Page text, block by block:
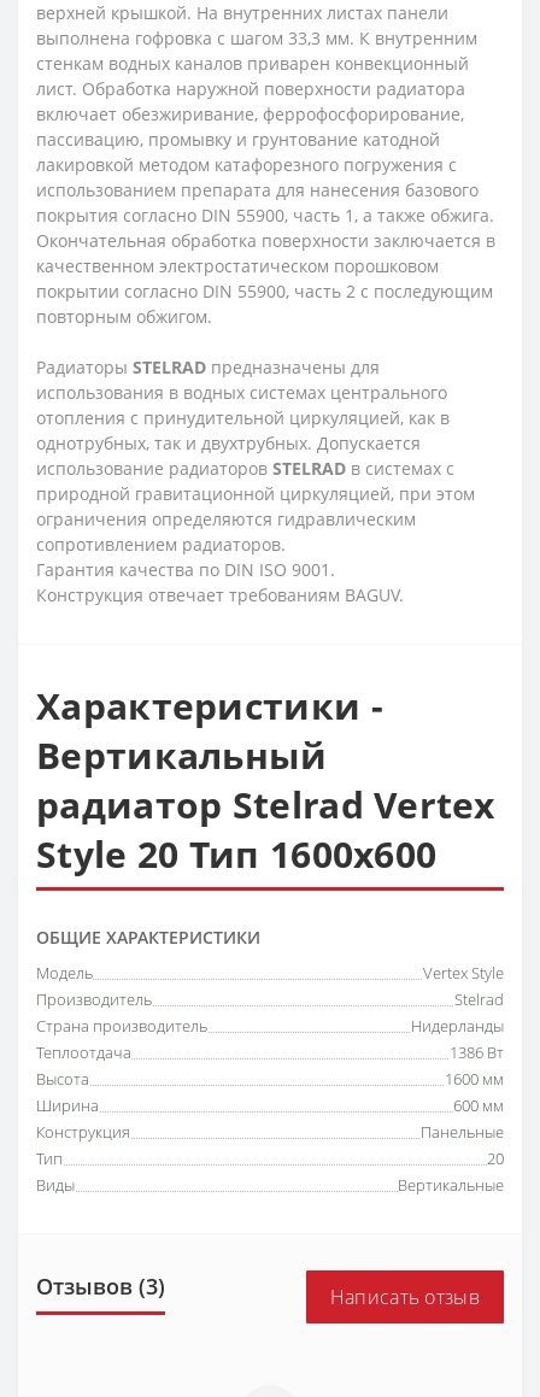
верхней крышкой. На внутренних листах панели
выполнена гофровка с шагом 33,3 мм. К внутренним
стенкам водных каналов приварен конвекционный
лист. Обработка наружной поверхности радиатора
включает обезжиривание, феррофосфорирование,
пассивацию, промывку и грунтование катодной
лакировкой методом катафорезного погружения с
использованием препарата для нанесения базового
покрытия согласно DIN 55900, часть 1, а также обжига.
Окончательная обработка поверхности заключается в
качественном электростатическом порошковом
покрытии согласно DIN 55900, часть 2 с последующим
повторным обжигом.
Радиаторы STELRAD предназначены для
использования в водных системах центрального
отопления с принудительной циркуляцией, как в
однотрубных, так и двухтрубных. Допускается
использование радиаторов STELRAD в системах с
природной гравитационной циркуляцией, при этом
ограничения определяются гидравлическим
сопротивлением радиаторов.
Гарантия качества по DIN ISO 9001.
Конструкция отвечает требованиям BAGUV.
Характеристики -
Вертикальный
радиатор Stelrad Vertex
Style 20 Тип 1600х600
ОБЩИЕ ХАРАКТЕРИСТИКИ
Модель
Vertex Style
Производитель
Stelrad
Страна производитель
Нидерланды
Теплоотдача
1386 Вт
Высота
1600 мм
Ширина
600 мм
Конструкция
Панельные
Тип
20
Виды
Вертикальные
Отзывов (3) Написать отзыв